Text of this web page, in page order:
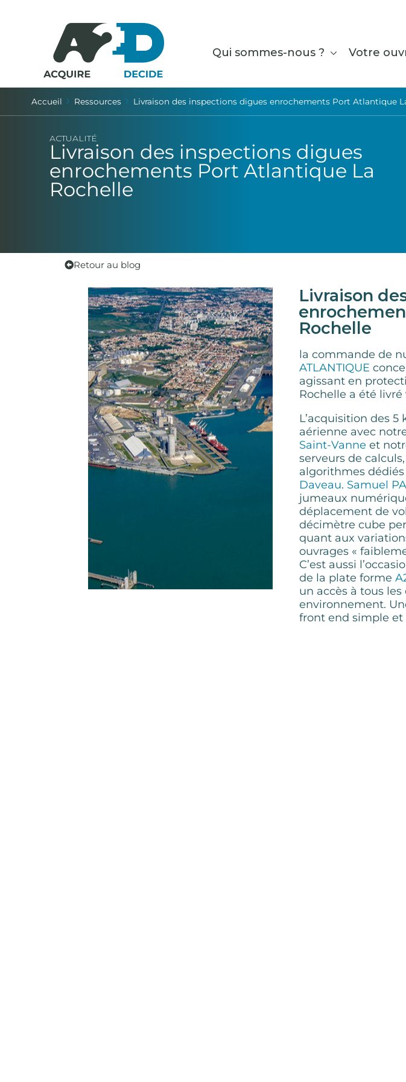
Qui sommes-nous ? Votre
Accueil Ressources Livraison des inspections digues enrochements Port Atlantique
ACTUALITÉ
Livraison des inspections digues
enrochements Port Atlantique La
Rochelle
Retour au blog
la commande de
ATLANTIQUE
agissant en
Rochelle a été
L’acquisition des
aérienne avec
Saint-Vanne et
serveurs de
algorithmes
Daveau. Samuel
jumeaux
déplacement de
décimètre cube
quant aux
ouvrages «
C’est aussi
de la plate forme
un accès à tous
environnement.
front end simple
Livraison
Rochelle